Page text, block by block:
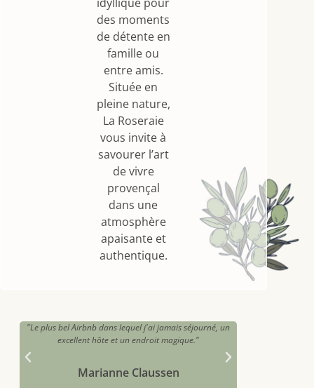
des moments
de détente en
famille ou
entre amis.
Située en
pleine nature,
La Roseraie
vous invite à
savourer l’art
de vivre
provençal
dans une
atmosphère
apaisante et
authentique.
"Le plus bel Airbnb dans lequel j'ai jamais séjourné, un
excellent hôte et un endroit magique."
Marianne Claussen